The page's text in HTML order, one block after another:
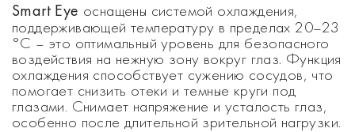
Smart Eye оснащены системой охлаждения,
поддерживающей температуру в пределах 20–23
°C – это оптимальный уровень для безопасного
воздействия на нежную зону вокруг глаз. Функция
охлаждения способствует сужению сосудов, что
помогает снизить отеки и темные круги под
глазами. Снимает напряжение и усталость глаз,
особенно после длительной зрительной нагрузки.